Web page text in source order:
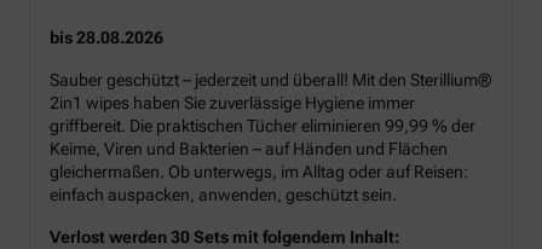
bis 28.08.2026
Sauber geschützt – jederzeit und überall! Mit den Sterillium®
2in1 wipes haben Sie zuverlässige Hygiene immer
griffbereit. Die praktischen Tücher eliminieren 99,99 % der
Keime, Viren und Bakterien – auf Händen und Flächen
gleichermaßen. Ob unterwegs, im Alltag oder auf Reisen:
einfach auspacken, anwenden, geschützt sein.
Verlost werden 30 Sets mit folgendem Inhalt: